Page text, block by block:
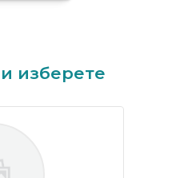
изберете